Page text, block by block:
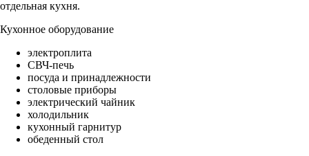
отдельная кухня.
Кухонное оборудование
электроплита
СВЧ-печь
посуда и принадлежности
столовые приборы
электрический чайник
холодильник
кухонный гарнитур
обеденный стол